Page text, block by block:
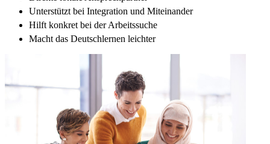
Unterstützt bei Integration und Miteinander
Hilft konkret bei der Arbeitssuche
Macht das Deutschlernen leichter